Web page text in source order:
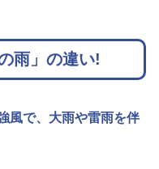
雨」の違い!
風で、大雨や雷雨を伴